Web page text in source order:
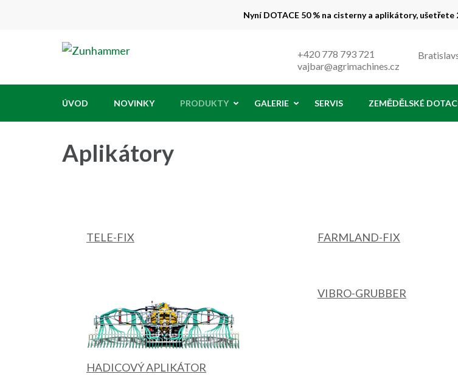
Nyní DOTACE 50 % na cisterny a aplikátory, ušetřete
+420 778 793 721
vajbar@agrimachines.cz
ÚVOD NOVINKY PRODUKTY GALERIE SERVIS ZEMĚDĚLSKÉ
Aplikátory
TELE-FIX FARMLAND-FIX
HADICOVÝ APLIKÁTOR
VIBRO-GRUBBER